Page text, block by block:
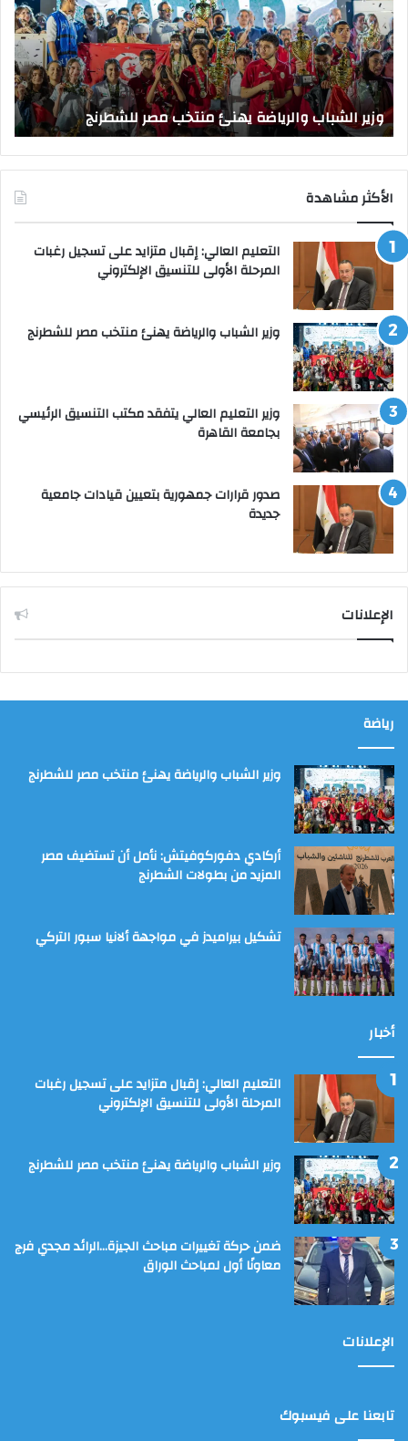
منتخب
مصر
للشطرنج
وزير الشباب والرياضة يهنئ منتخب مصر للشطرنج
الأكثر مشاهدة
التعليم العالي: إقبال متزايد على تسجيل رغبات
المرحلة الأولى للتنسيق الإلكتروني
وزير الشباب والرياضة يهنئ منتخب مصر للشطرنج
وزير التعليم العالي يتفقد مكتب التنسيق الرئيسي
بجامعة القاهرة
صدور قرارات جمهورية بتعيين قيادات جامعية
جديدة
الإعلانات
رياضة
وزير الشباب والرياضة يهنئ منتخب مصر للشطرنج
أركادي دفوركوفيتش: نأمل أن تستضيف مصر
المزيد من بطولات الشطرنج
تشكيل بيراميدز في مواجهة ألانيا سبور التركي
أخبار
التعليم العالي: إقبال متزايد على تسجيل رغبات
المرحلة الأولى للتنسيق الإلكتروني
وزير الشباب والرياضة يهنئ منتخب مصر للشطرنج
ضمن حركة تغييرات مباحث الجيزة…الرائد مجدي فرج
معاونًا أول لمباحث الوراق
الإعلانات
تابعنا على فيسبوك